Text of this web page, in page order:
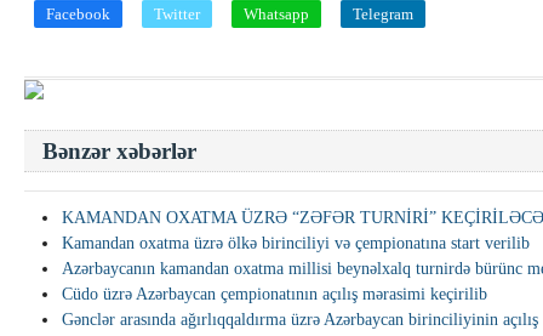
Facebook Twitter Whatsapp Telegram
Bənzər xəbərlər
KAMANDAN OXATMA ÜZRƏ “ZƏFƏR TURNİRİ”
Kamandan oxatma üzrə ölkə birinciliyi və çempionatına start verilib
Azərbaycanın kamandan oxatma millisi beynəlxalq turnirdə bürünc
Cüdo üzrə Azərbaycan çempionatının açılış mərasimi keçirilib
Gənclər arasında ağırlıqqaldırma üzrə Azərbaycan birinciliyinin